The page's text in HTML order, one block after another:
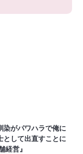
染がパワハラで俺に
として出直すことに
経営』